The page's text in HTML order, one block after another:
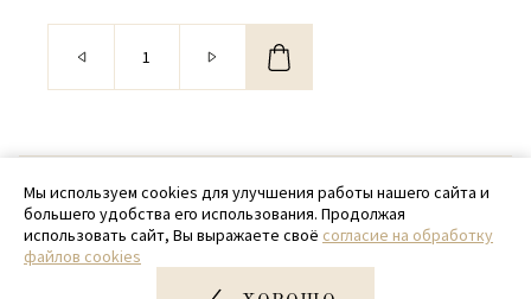
© 2020 - 2026 SamPack
+ 7 (918) 699-97-87
zakaz@sampack.store
Мы используем cookies для улучшения работы нашего сайта и
большего удобства его использования. Продолжая
использовать сайт, Вы выражаете своё согласие на обработку
файлов cookies